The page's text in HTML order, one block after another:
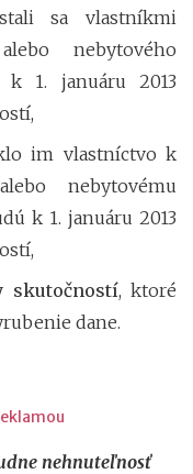
sa vlastníkmi
nebytového
k 1. januáru 2013
im vlastníctvo k
nebytovému
k 1. januáru 2013
skutočností, ktoré
dane.
nehnuteľnosť